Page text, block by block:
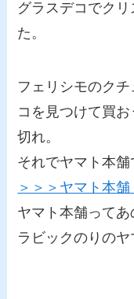
グラスデコでク
た。
フェリシモのク
コを見つけて買
切れ。
それでヤマト本舗
＞＞＞ヤマト本
ヤマト本舗って
ラビックのりのヤ